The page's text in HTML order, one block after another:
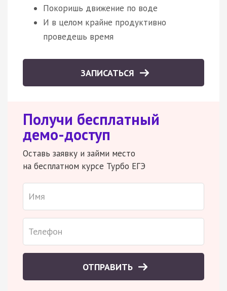
Покоришь движение по воде
И в целом крайне продуктивно
проведешь время
ЗАПИСАТЬСЯ
Получи бесплатный
демо-доступ
Оставь заявку и займи место
на бесплатном курсе Турбо ЕГЭ
ОТПРАВИТЬ